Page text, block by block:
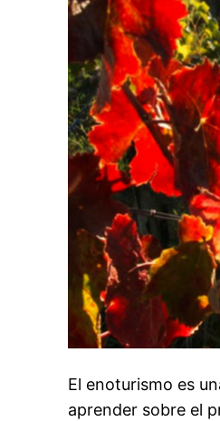
El enoturismo es
aprender sobre el